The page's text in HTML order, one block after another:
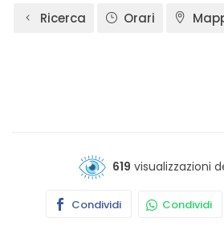
Ricerca Orari
619 visualizzazioni
Condividi Condividi